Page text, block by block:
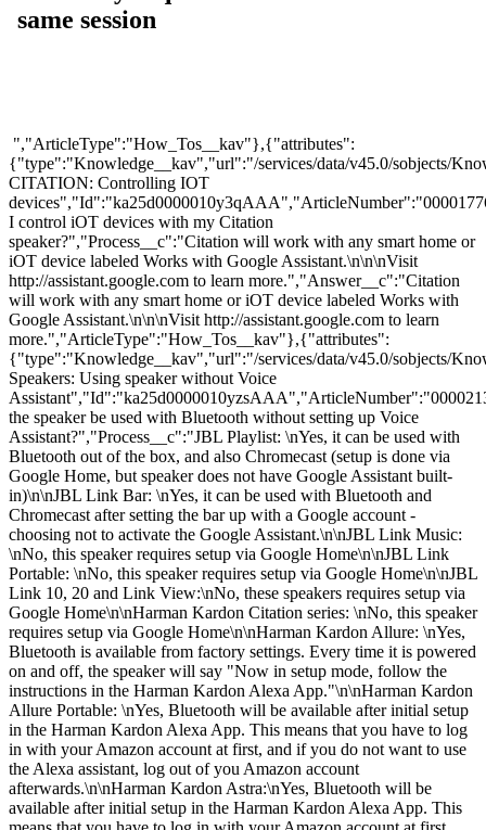
","ArticleType":"How_Tos__kav"},{"attributes":
{"type":"Knowledge__kav","url":"/services/data/v45.0/sobjects/
CITATION: Controlling IOT
I control iOT devices with my Citation
speaker?","Process__c":"Citation will work with any smart home or
iOT device labeled Works with Google Assistant.\n\n\nVisit
http://assistant.google.com to learn more.","Answer__c":"Citation
will work with any smart home or iOT device labeled Works with
Google Assistant.\n\n\nVisit http://assistant.google.com to learn
more.","ArticleType":"How_Tos__kav"},{"attributes":
{"type":"Knowledge__kav","url":"/services/data/v45.0/sobjects/
Speakers: Using speaker without Voice
the speaker be used with Bluetooth without setting up Voice
Assistant?","Process__c":"JBL Playlist: \nYes, it can be used with
Bluetooth out of the box, and also Chromecast (setup is done via
Google Home, but speaker does not have Google Assistant built-
in)\n\nJBL Link Bar: \nYes, it can be used with Bluetooth and
Chromecast after setting the bar up with a Google account -
choosing not to activate the Google Assistant.\n\nJBL Link Music:
\nNo, this speaker requires setup via Google Home\n\nJBL Link
Portable: \nNo, this speaker requires setup via Google Home\n\nJBL
Link 10, 20 and Link View:\nNo, these speakers requires setup via
Google Home\n\nHarman Kardon Citation series: \nNo, this speaker
requires setup via Google Home\n\nHarman Kardon Allure: \nYes,
Bluetooth is available from factory settings. Every time it is powered
on and off, the speaker will say "Now in setup mode, follow the
instructions in the Harman Kardon Alexa App."\n\nHarman Kardon
Allure Portable: \nYes, Bluetooth will be available after initial setup
in the Harman Kardon Alexa App. This means that you have to log
in with your Amazon account at first, and if you do not want to use
the Alexa assistant, log out of you Amazon account
afterwards.\n\nHarman Kardon Astra:\nYes, Bluetooth will be
available after initial setup in the Harman Kardon Alexa App. This